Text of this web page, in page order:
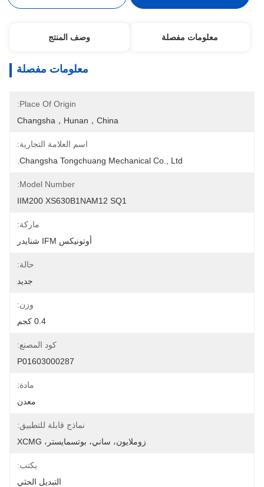
معلومات مفصلة وصف المنتج
معلومات مفصلة
Place Of Origin:
Changsha，Hunan，China
اسم العلامة التجارية:
Changsha Tongchuang Mechanical Co., Ltd.
Model Number:
IIM200 XS630B1NAM12 SQ1
ماركة:
أوتونيكس IFM شنايدر
حالة:
جديد
وزن:
0.4 كجم
كود المصنع:
P01603000287
مادة:
معدن
نماذج قابلة للتطبيق:
زوملايون، ساني، بوتسمايستر، XCMG
يكتب:
التبديل الحثي